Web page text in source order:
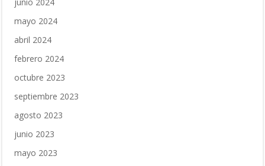
mayo 2024
abril 2024
febrero 2024
octubre 2023
septiembre 2023
agosto 2023
junio 2023
mayo 2023